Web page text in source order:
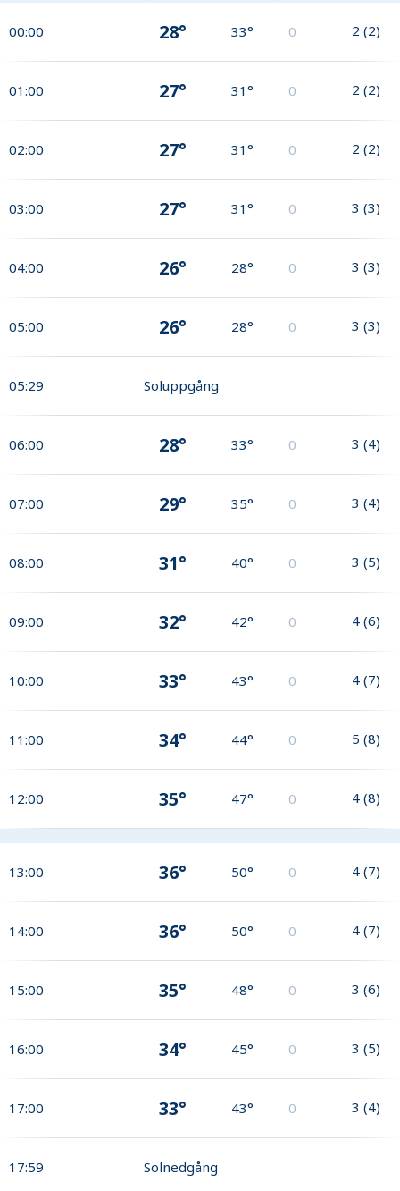
00:00 28° 33° 0 2 (2)
01:00 27° 31° 0 2 (2)
02:00 27° 31° 0 2 (2)
03:00 27° 31° 0 3 (3)
04:00 26° 28° 0 3 (3)
05:00 26° 28° 0 3 (3)
05:29 Soluppgång
06:00 28° 33° 0 3 (4)
07:00 29° 35° 0 3 (4)
08:00 31° 40° 0 3 (5)
09:00 32° 42° 0 4 (6)
10:00 33° 43° 0 4 (7)
11:00 34° 44° 0 5 (8)
12:00 35° 47° 0 4 (8)
13:00 36° 50° 0 4 (7)
14:00 36° 50° 0 4 (7)
15:00 35° 48° 0 3 (6)
16:00 34° 45° 0 3 (5)
17:00 33° 43° 0 3 (4)
17:59 Solnedgång